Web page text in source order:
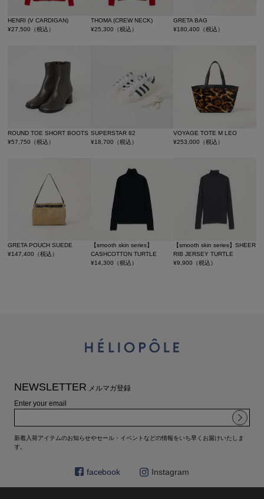
HENRI (V CARDIGAN)
¥27,500 （税込）
THOMA (CREW NECK)
¥25,300 （税込）
GRETA BAG
¥180,400 （税込）
ROUND TOE SHORT BOOTS
¥57,750 （税込）
SUPERSTAR 82
¥18,700 （税込）
VOYAGE TOTE M LEO
¥253,000 （税込）
GRETA POUCH SUEDE
¥147,400 （税込）
【smooth skin series】
CASHCOTTON TURTLE
¥14,300 （税込）
【smooth skin series】SHEER
RIB JERSEY TURTLE
¥9,900 （税込）
NEWSLETTER メルマガ登録
Enter your email
新着入荷アイテムのお知らせやセール・イベントなどの情報をいち早くお届けいたしま
す。
facebook Instagram